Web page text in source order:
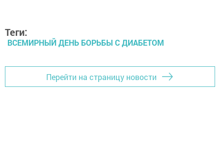
Теги:
ВСЕМИРНЫЙ ДЕНЬ БОРЬБЫ С ДИАБЕТОМ
Перейти на страницу новости